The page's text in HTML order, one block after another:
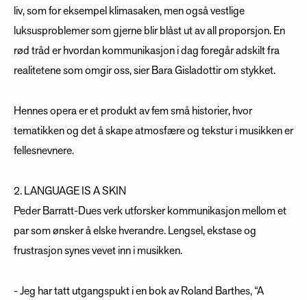
liv, som for eksempel klimasaken, men også vestlige
luksusproblemer som gjerne blir blåst ut av all proporsjon. En
rød tråd er hvordan kommunikasjon i dag foregår adskilt fra
realitetene som omgir oss, sier Bara Gisladottir om stykket.
Hennes opera er et produkt av fem små historier, hvor
tematikken og det å skape atmosfære og tekstur i musikken er
fellesnevnere.
2. LANGUAGE IS A SKIN
Peder Barratt-Dues verk utforsker kommunikasjon mellom et
par som ønsker å elske hverandre. Lengsel, ekstase og
frustrasjon synes vevet inn i musikken.
- Jeg har tatt utgangspukt i en bok av Roland Barthes, “A